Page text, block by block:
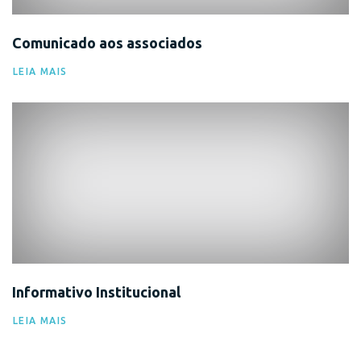
Comunicado aos associados
LEIA MAISComunicado
Informativo Institucional
LEIA MAIS